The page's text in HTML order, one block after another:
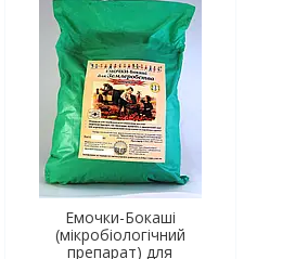
Емочки-Бокаші
(мікробіологічний
препарат) для